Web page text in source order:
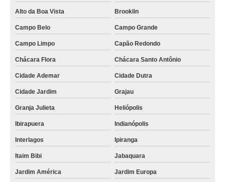
onde tem secador ar comprimido por adsorção Diamantina
distribuidores secador ar comprimido Água Branca
distribuidores secador para rede de ar comprimido Lavras
distribuidores secador de ar comprimido Itapira
secador para ar comprimido valor Jardim Leonor
distribuidores secador para ar comprimido Pedreira
secador de ar comprimido por refrigeração valor Água Branca
secador de ar comprimido por refrigeração Capelinha
onde tem secador de ar comprimido adsorção Bebedouro
Alto da Boa Vista Brooklin
Campo Belo Campo Grande
Campo Limpo Capão Redondo
Chácara Flora Chácara Santo Antônio
Cidade Ademar Cidade Dutra
Cidade Jardim Grajau
Granja Julieta Heliópolis
Ibirapuera Indianópolis
Interlagos Ipiranga
Itaim Bibi Jabaquara
Jardim América Jardim Europa